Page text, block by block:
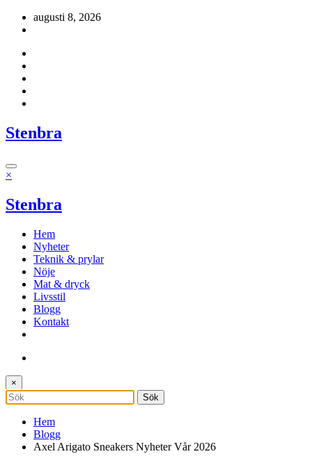
Hoppaaugusti 8, 2026
Stenbra
×
Stenbra
Hem
Nyheter
Teknik & prylar
Nöje
Mat & dryck
Livsstil
Blogg
Kontakt
×
Hem
Blogg
Axel Arigato Sneakers Nyheter Vår 2026